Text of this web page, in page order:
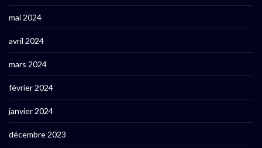
mai 2024
avril 2024
mars 2024
février 2024
janvier 2024
décembre 2023